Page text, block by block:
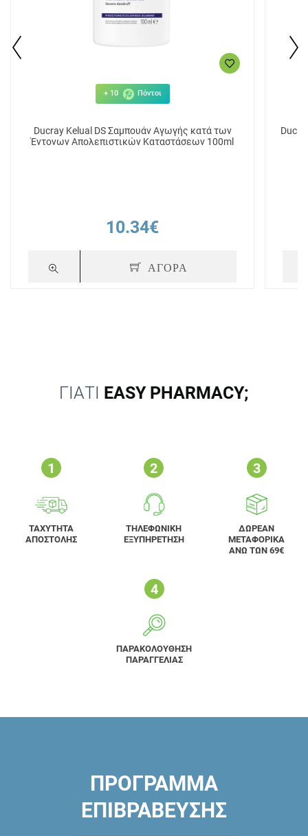
+ 10 Πόντοι
Ducray Kelual DS Σαμπουάν Aγωγής κατά των
Έντονων Απολεπιστικών Καταστάσεων 100ml
10.34€
ΑΓΟΡΑ
ΓΙΑΤΙ EASY PHARMACY;
ΤΑΧΥΤΗΤΑ
ΑΠΟΣΤΟΛΗΣ
ΤΗΛΕΦΩΝΙΚΗ
ΕΞΥΠΗΡΕΤΗΣΗ
ΔΩΡΕΑΝ
ΜΕΤΑΦΟΡΙΚΑ
ΑΝΩ ΤΩΝ 69€
ΠΑΡΑΚΟΛΟΥΘΗΣΗ
ΠΑΡΑΓΓΕΛΙΑΣ
ΠΡΟΓΡΑΜΜΑ
ΕΠΙΒΡΑΒΕΥΣΗΣ